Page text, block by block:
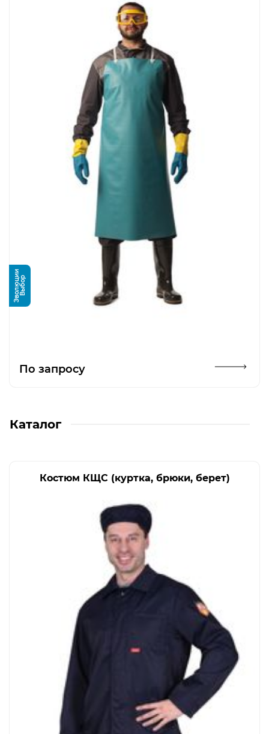
В
ы
б
о
р
Э
в
о
л
ю
ц
и
и
По запросу
Каталог
Костюм КЩС (куртка, брюки, берет)